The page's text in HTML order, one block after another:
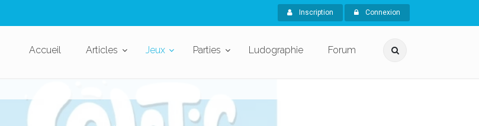
Inscription Connexion
Accueil Articles Jeux Parties Ludographie Forum